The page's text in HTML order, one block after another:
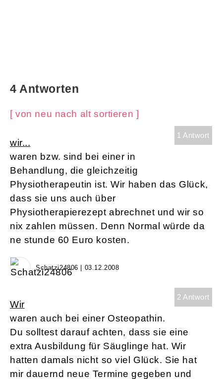
4 Antworten
[ von neu nach alt sortieren ]
1 Antwort
wir...
waren bzw. sind bei einer in
Behandlung, die gleichzeitig
Physiotherapeutin ist. Wir haben das Glück,
dass sie uns auch über
Physiotherapierezept abrechnet und wir so
nix zahlen müssen. Denn Normal würde da
ne stunde 60 Euro kosten.
Schatzi24806 | 03.12.2008
2 Antwort
Wir
waren auch bei einer Osteopathin.
Du solltest darauf achten, dass sie eine
extra Ausbildung für Säuglinge hat. Wir
hatten damals nicht so viel Glück. Sie hat
mir dauernd neue Termine gegeben und